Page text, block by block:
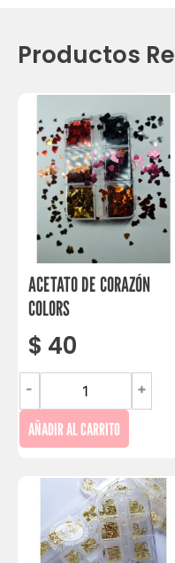
Productos
ACETATO DE CORAZÓN
COLORS
$ 40
- +
AÑADIR AL CARRITO